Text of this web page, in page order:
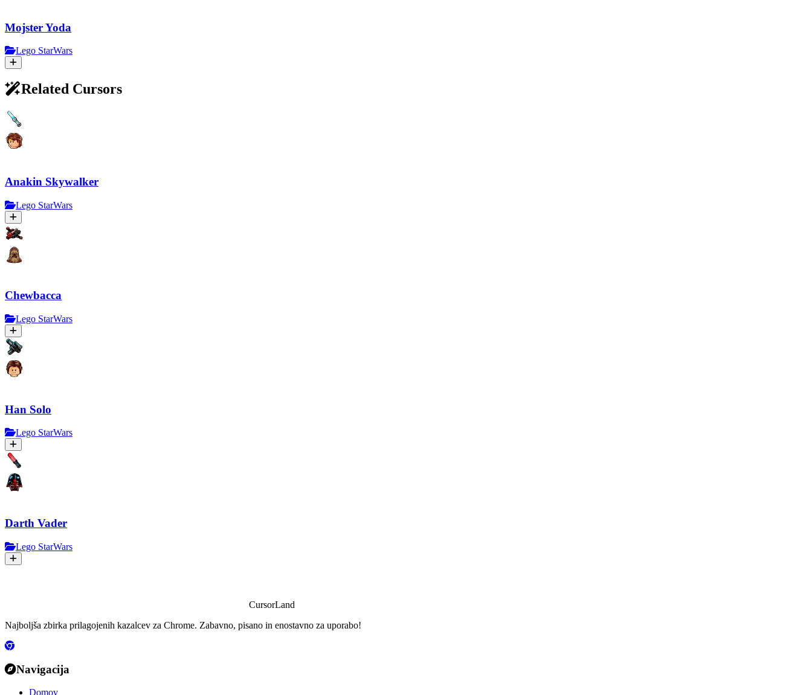
Mojster Yoda
Lego StarWars
Related Cursors
Anakin Skywalker
Lego StarWars
Chewbacca
Lego StarWars
Han Solo
Lego StarWars
Darth Vader
Lego StarWars
CursorLand
Najboljša zbirka prilagojenih kazalcev za Chrome. Zabavno, pisano in enostavno za uporabo!
Navigacija
Domov